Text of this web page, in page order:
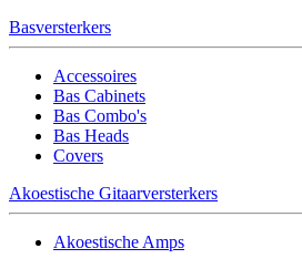
Basversterkers
Accessoires
Bas Cabinets
Bas Combo's
Bas Heads
Covers
Akoestische Gitaarversterkers
Akoestische Amps